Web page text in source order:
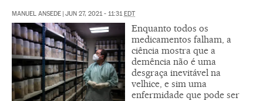
MANUEL ANSEDE JUN 27, 2021 - 11:31 EDT
Enquanto todos os
medicamentos falham, a
ciência mostra que a
demência não é uma
desgraça inevitável na
velhice, e sim uma
enfermidade que pode ser